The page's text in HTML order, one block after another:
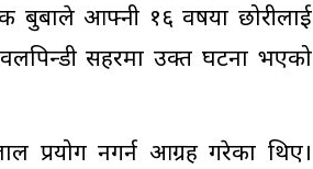
आफ्नी १६ वर्षीया छोरीलाई
सहरमा उक्त घटना भएको
प्रयोग नगर्न आग्रह गरेका थिए।